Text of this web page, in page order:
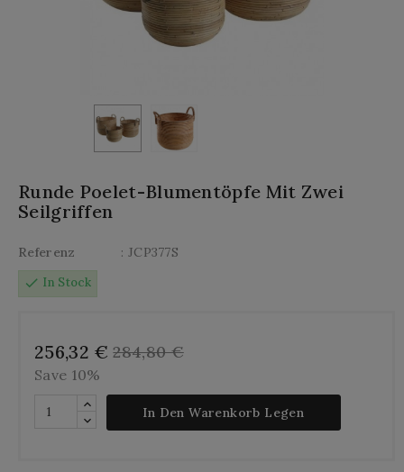
Runde Poelet-Blumentöpfe Mit Zwei
Seilgriffen
Referenz
: JCP377S
check In Stock
256,32 € 284,80 €
Save 10%
In Den Warenkorb Legen